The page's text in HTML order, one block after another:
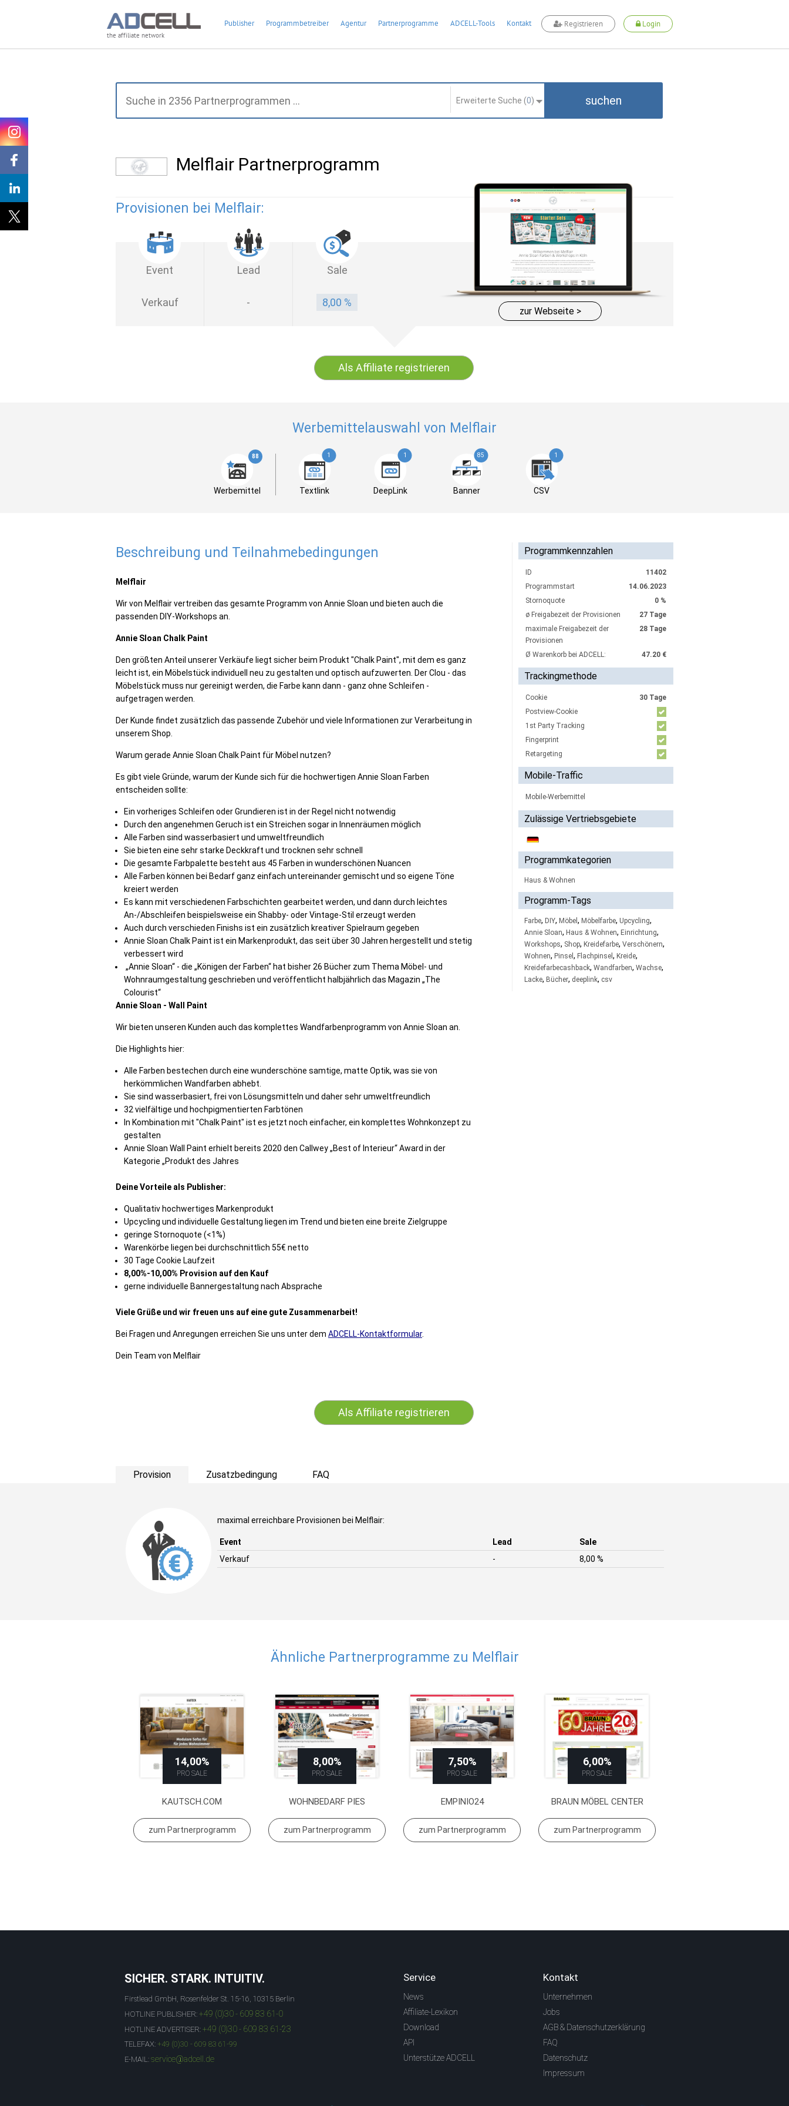
the affiliate network
Publisher Programmbetreiber Agentur Partnerprogramme ADCELL-Tools Kontakt Registrieren Login
Erweiterte Suche (0) suchen
Melflair Partnerprogramm
Provisionen bei Melflair:
Event Lead Sale
Verkauf - 8,00 %
zur Webseite >
Als Affiliate registrieren
Werbemittelauswahl von Melflair
88
Werbemittel
1
Textlink
1
DeepLink
85
Banner
1
CSV
Beschreibung und Teilnahmebedingungen
Melflair
Wir von Melflair vertreiben das gesamte Programm von Annie Sloan und bieten auch die
passenden DIY-Workshops an.
Annie Sloan Chalk Paint
Den größten Anteil unserer Verkäufe liegt sicher beim Produkt "Chalk Paint", mit dem es ganz
leicht ist, ein Möbelstück individuell neu zu gestalten und optisch aufzuwerten. Der Clou - das
Möbelstück muss nur gereinigt werden, die Farbe kann dann - ganz ohne Schleifen -
aufgetragen werden.
Der Kunde findet zusätzlich das passende Zubehör und viele Informationen zur Verarbeitung in
unserem Shop.
Warum gerade Annie Sloan Chalk Paint für Möbel nutzen?
Es gibt viele Gründe, warum der Kunde sich für die hochwertigen Annie Sloan Farben
entscheiden sollte:
Ein vorheriges Schleifen oder Grundieren ist in der Regel nicht notwendig
Durch den angenehmen Geruch ist ein Streichen sogar in Innenräumen möglich
Alle Farben sind wasserbasiert und umweltfreundlich
Sie bieten eine sehr starke Deckkraft und trocknen sehr schnell
Die gesamte Farbpalette besteht aus 45 Farben in wunderschönen Nuancen
Alle Farben können bei Bedarf ganz einfach untereinander gemischt und so eigene Töne
kreiert werden
Es kann mit verschiedenen Farbschichten gearbeitet werden, und dann durch leichtes
An-/Abschleifen beispielsweise ein Shabby- oder Vintage-Stil erzeugt werden
Auch durch verschieden Finishs ist ein zusätzlich kreativer Spielraum gegeben
Annie Sloan Chalk Paint ist ein Markenprodukt, das seit über 30 Jahren hergestellt und stetig
verbessert wird
„Annie Sloan“ - die „Königen der Farben“ hat bisher 26 Bücher zum Thema Möbel- und
Wohnraumgestaltung geschrieben und veröffentlicht halbjährlich das Magazin „The
Colourist“
Annie Sloan - Wall Paint
Wir bieten unseren Kunden auch das komplettes Wandfarbenprogramm von Annie Sloan an.
Die Highlights hier:
Alle Farben bestechen durch eine wunderschöne samtige, matte Optik, was sie von
herkömmlichen Wandfarben abhebt.
Sie sind wasserbasiert, frei von Lösungsmitteln und daher sehr umweltfreundlich
32 vielfältige und hochpigmentierten Farbtönen
In Kombination mit "Chalk Paint" ist es jetzt noch einfacher, ein komplettes Wohnkonzept zu
gestalten
Annie Sloan Wall Paint erhielt bereits 2020 den Callwey „Best of Interieur“ Award in der
Kategorie „Produkt des Jahres
Deine Vorteile als Publisher:
Qualitativ hochwertiges Markenprodukt
Upcycling und individuelle Gestaltung liegen im Trend und bieten eine breite Zielgruppe
geringe Stornoquote (<1%)
Warenkörbe liegen bei durchschnittlich 55€ netto
30 Tage Cookie Laufzeit
8,00%-10,00% Provision auf den Kauf
gerne individuelle Bannergestaltung nach Absprache
Viele Grüße und wir freuen uns auf eine gute Zusammenarbeit!
Bei Fragen und Anregungen erreichen Sie uns unter dem ADCELL-Kontaktformular.
Dein Team von Melflair
Programmkennzahlen
ID
11402
Programmstart
14.06.2023
Stornoquote
0 %
ø Freigabezeit der Provisionen
27 Tage
maximale Freigabezeit der
Provisionen
28 Tage
Ø Warenkorb bei ADCELL: 47.20 €
Trackingmethode
Cookie
30 Tage
Postview-Cookie
1st Party Tracking
Fingerprint
Retargeting
Mobile-Traffic
Mobile-Werbemittel
Zulässige Vertriebsgebiete
Programmkategorien
Haus & Wohnen
Programm-Tags
Farbe, DIY, Möbel , Möbelfarbe, Upcycling,
Annie Sloan, Haus & Wohnen, Einrichtung,
Workshops, Shop, Kreidefarbe, Verschönern,
Wohnen, Pinsel , Flachpinsel , Kreide,
Kreidefarbecashback, Wandfarben, Wachse,
Lacke, Bücher, deeplink, csv
Als Affiliate registrieren
Provision Zusatzbedingung FAQ
maximal erreichbare Provisionen bei Melflair:
Event Lead
Sale
Verkauf
- 8,00 %
Ähnliche Partnerprogramme zu Melflair
14,00%
PRO SALE
KAUTSCH.COM
zum Partnerprogramm
8,00%
PRO SALE
WOHNBEDARF PIES
zum Partnerprogramm
7,50%
PRO SALE
EMPINIO24
zum Partnerprogramm
6,00%
PRO SALE
BRAUN MÖBEL CENTER
zum Partnerprogramm
SICHER. STARK. INTUITIV.
Firstlead GmbH, Rosenfelder St. 15-16, 10315 Berlin
HOTLINE PUBLISHER: +49 (0)30 - 609 83 61-0
HOTLINE ADVERTISER: +49 (0)30 - 609 83 61-23
TELEFAX: +49 (0)30 - 609 83 61-99
E-MAIL: service@adcell.de
Service
News
Affiliate-Lexikon
Download
API
Unterstütze ADCELL
Kontakt
Unternehmen
Jobs
AGB & Datenschutzerklärung
FAQ
Datenschutz
Impressum